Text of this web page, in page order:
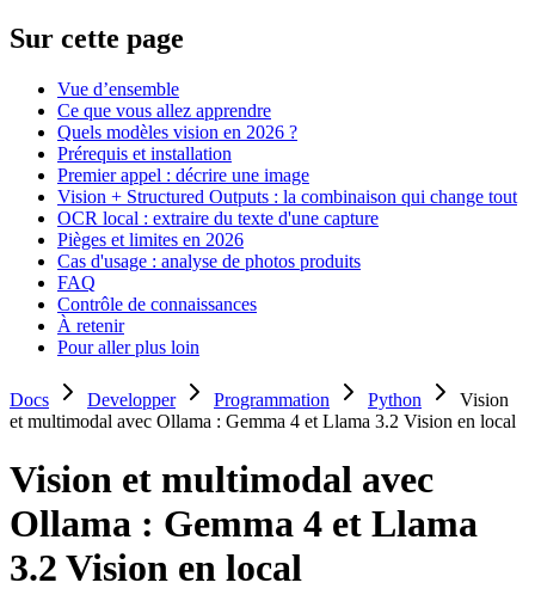
Sur cette page
Vue d’ensemble
Ce que vous allez apprendre
Quels modèles vision en 2026 ?
Prérequis et installation
Premier appel : décrire une image
Vision + Structured Outputs : la combinaison qui change tout
OCR local : extraire du texte d'une capture
Pièges et limites en 2026
Cas d'usage : analyse de photos produits
FAQ
Contrôle de connaissances
À retenir
Pour aller plus loin
Docs Developper Programmation Python
Vision
et multimodal avec Ollama : Gemma 4 et Llama 3.2 Vision en local
Vision et multimodal avec
Ollama : Gemma 4 et Llama
3.2 Vision en local